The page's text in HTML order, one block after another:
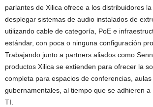
parlantes de Xilica ofrece a los distribuidores
desplegar sistemas de audio instalados de
utilizando cable de categoría, PoE e
estándar, con poca o ninguna configuración
Trabajando junto a partners aliados como
productos Xilica se extienden para ofrecer la
completa para espacios de conferencias,
gubernamentales, al tiempo que se adhieren a
TI.